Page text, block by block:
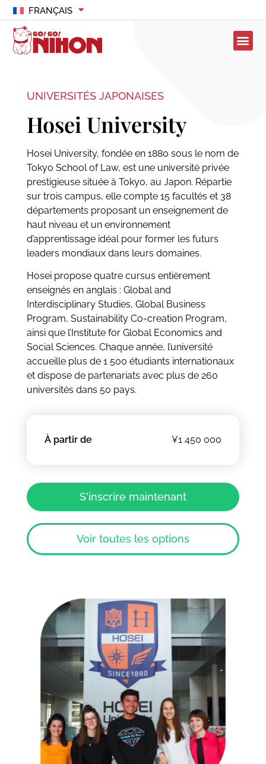
FRANÇAIS
UNIVERSITÉS JAPONAISES
Hosei University
Hosei University, fondée en 1880 sous le nom de
Tokyo School of Law, est une université privée
prestigieuse située à Tokyo, au Japon. Répartie
sur trois campus, elle compte 15 facultés et 38
départements proposant un enseignement de
haut niveau et un environnement
d’apprentissage idéal pour former les futurs
leaders mondiaux dans leurs domaines.
Hosei propose quatre cursus entièrement
enseignés en anglais : Global and
Interdisciplinary Studies, Global Business
Program, Sustainability Co-creation Program,
ainsi que l’Institute for Global Economics and
Social Sciences. Chaque année, l’université
accueille plus de 1 500 étudiants internationaux
et dispose de partenariats avec plus de 260
universités dans 50 pays.
À partir de ¥1 450 000
S'inscrire maintenant
Voir toutes les options